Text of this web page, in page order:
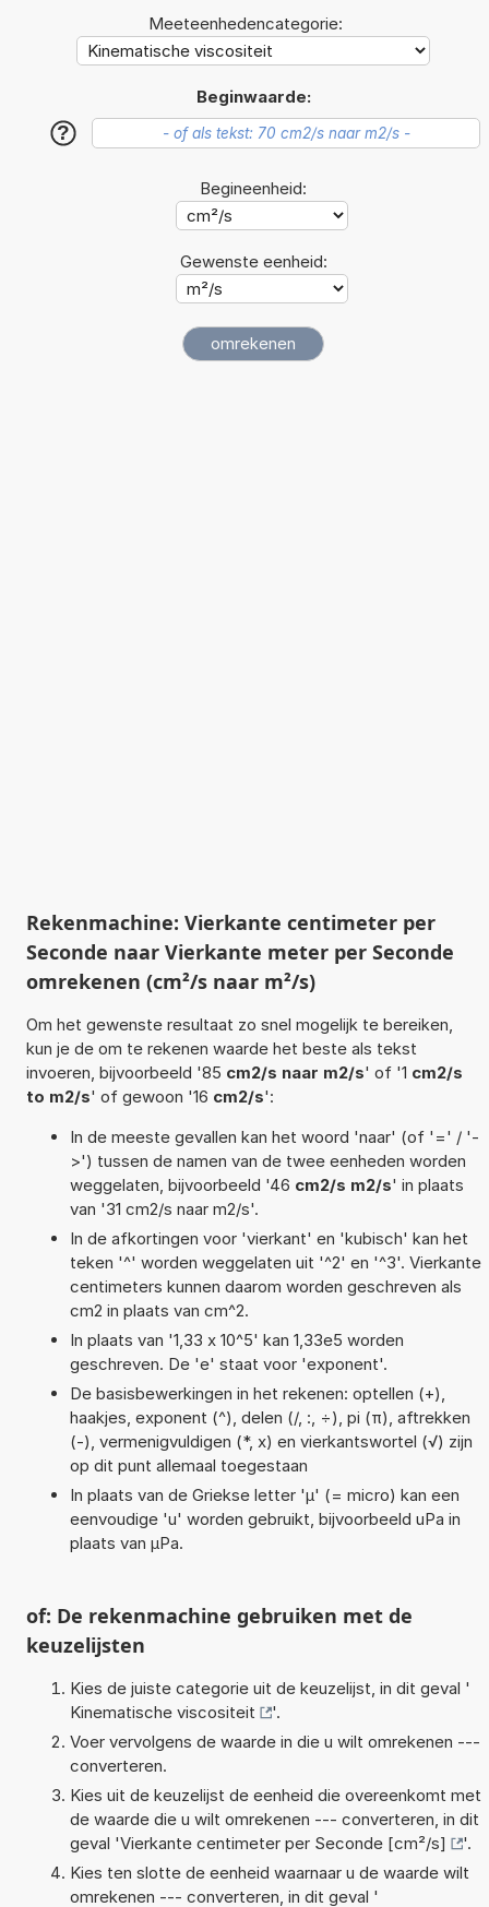
Meeteenhedencategorie:
Beginwaarde:
?
Begineenheid:
Gewenste eenheid:
Rekenmachine: Vierkante centimeter per
Seconde naar Vierkante meter per Seconde
omrekenen (cm²/s naar m²/s)
Om het gewenste resultaat zo snel mogelijk te bereiken,
kun je de om te rekenen waarde het beste als tekst
invoeren, bijvoorbeeld '85 cm2/s naar m2/s' of '1 cm2/s
to m2/s' of gewoon '16 cm2/s':
In de meeste gevallen kan het woord 'naar' (of '=' / '-
>') tussen de namen van de twee eenheden worden
weggelaten, bijvoorbeeld '46 cm2/s m2/s' in plaats
van '31 cm2/s naar m2/s'.
In de afkortingen voor 'vierkant' en 'kubisch' kan het
teken '^' worden weggelaten uit '^2' en '^3'. Vierkante
centimeters kunnen daarom worden geschreven als
cm2 in plaats van cm^2.
In plaats van '1,33 x 10^5' kan 1,33e5 worden
geschreven. De 'e' staat voor 'exponent'.
De basisbewerkingen in het rekenen: optellen (+),
haakjes, exponent (^), delen (/, :, ÷), pi (π), aftrekken
(-), vermenigvuldigen (*, x) en vierkantswortel (√) zijn
op dit punt allemaal toegestaan
In plaats van de Griekse letter 'µ' (= micro) kan een
eenvoudige 'u' worden gebruikt, bijvoorbeeld uPa in
plaats van µPa.
of: De rekenmachine gebruiken met de
keuzelijsten
Kies de juiste categorie uit de keuzelijst, in dit geval '
Kinematische viscositeit
'.
Voer vervolgens de waarde in die u wilt omrekenen ---
converteren.
Kies uit de keuzelijst de eenheid die overeenkomt met
de waarde die u wilt omrekenen --- converteren, in dit
geval 'Vierkante centimeter per Seconde [cm²/s]
'.
Kies ten slotte de eenheid waarnaar u de waarde wilt
omrekenen --- converteren, in dit geval '